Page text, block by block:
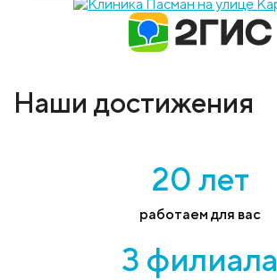
Наши достижения
20 лет
работаем для вас
3 филиала